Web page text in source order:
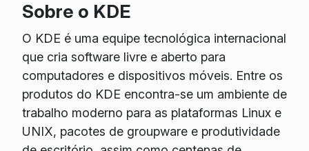
Sobre o KDE
O KDE é uma equipe tecnológica internacional
que cria software livre e aberto para
computadores e dispositivos móveis. Entre os
produtos do KDE encontra-se um ambiente de
trabalho moderno para as plataformas Linux e
UNIX, pacotes de groupware e produtividade